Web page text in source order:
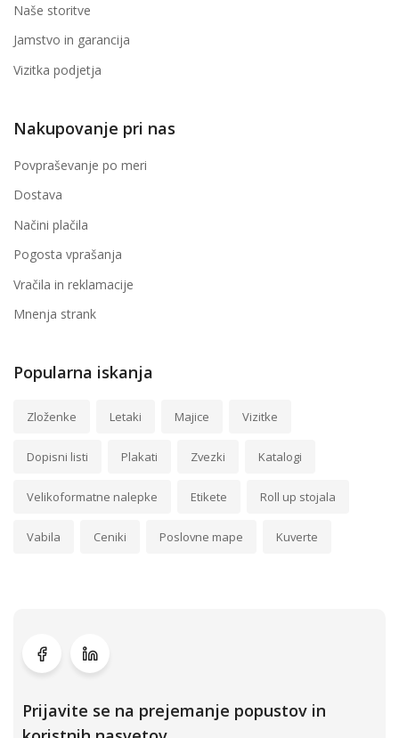
Naše storitve
Jamstvo in garancija
Vizitka podjetja
Nakupovanje pri nas
Povpraševanje po meri
Dostava
Načini plačila
Pogosta vprašanja
Vračila in reklamacije
Mnenja strank
Popularna iskanja
Zloženke Letaki Majice Vizitke
Dopisni listi Plakati Zvezki Katalogi
Velikoformatne nalepke Etikete Roll up stojala
Vabila Ceniki Poslovne mape Kuverte
Prijavite se na prejemanje popustov in